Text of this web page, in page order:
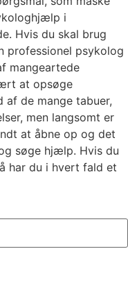
i
Hvis du skal brug
professionel psykolog
mangeartede
at opsøge
de mange tabuer,
men langsomt er
at åbne op og det
søge hjælp. Hvis du
har du i hvert fald et